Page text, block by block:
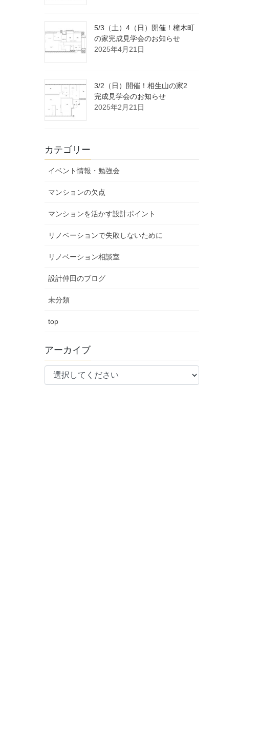
5/3（土）4（日）開催！橦木町
の家完成見学会のお知らせ
2025年4月21日
3/2（日）開催！相生山の家2
完成見学会のお知らせ
2025年2月21日
カテゴリー
イベント情報・勉強会
マンションの欠点
マンションを活かす設計ポイント
リノベーションで失敗しないために
リノベーション相談室
設計仲田のブログ
未分類
top
アーカイブ